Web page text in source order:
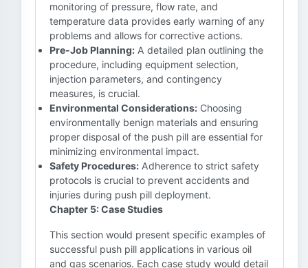
monitoring of pressure, flow rate, and
temperature data provides early warning of any
problems and allows for corrective actions.
Pre-Job Planning: A detailed plan outlining the
procedure, including equipment selection,
injection parameters, and contingency
measures, is crucial.
Environmental Considerations: Choosing
environmentally benign materials and ensuring
proper disposal of the push pill are essential for
minimizing environmental impact.
Safety Procedures: Adherence to strict safety
protocols is crucial to prevent accidents and
injuries during push pill deployment.
Chapter 5: Case Studies
This section would present specific examples of
successful push pill applications in various oil
and gas scenarios. Each case study would detail